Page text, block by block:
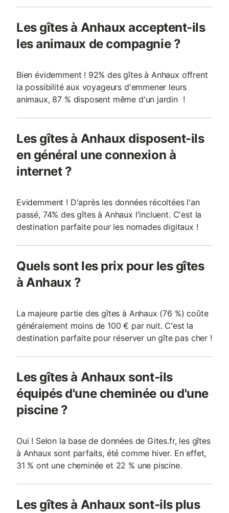
Les gîtes à Anhaux acceptent-ils
les animaux de compagnie ?
Bien évidemment ! 92% des gîtes à Anhaux offrent
la possibilité aux voyageurs d'emmener leurs
animaux, 87 % disposent même d'un jardin !
Les gîtes à Anhaux disposent-ils
en général une connexion à
internet ?
Evidemment ! D'après les données récoltées l'an
passé, 74% des gîtes à Anhaux l'incluent. C'est la
destination parfaite pour les nomades digitaux !
Quels sont les prix pour les gîtes
à Anhaux ?
La majeure partie des gîtes à Anhaux (76 %) coûte
généralement moins de 100 € par nuit. C'est la
destination parfaite pour réserver un gîte pas cher !
Les gîtes à Anhaux sont-ils
équipés d'une cheminée ou d'une
piscine ?
Oui ! Selon la base de données de Gites.fr, les gîtes
à Anhaux sont parfaits, été comme hiver. En effet,
31 % ont une cheminée et 22 % une piscine.
Les gîtes à Anhaux sont-ils plus